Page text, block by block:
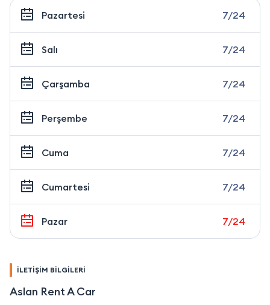
Pazartesi 7/24
Salı 7/24
Çarşamba 7/24
Perşembe 7/24
Cuma 7/24
Cumartesi 7/24
Pazar 7/24
İLETİŞİM BİLGİLERİ
Aslan Rent A Car